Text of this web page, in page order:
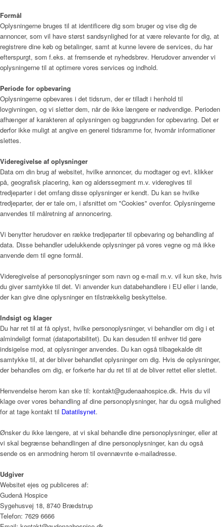
Formål
Oplysningerne bruges til at identificere dig som bruger og vise dig de
annoncer, som vil have størst sandsynlighed for at være relevante for dig, at
registrere dine køb og betalinger, samt at kunne levere de services, du har
efterspurgt, som f.eks. at fremsende et nyhedsbrev. Herudover anvender vi
oplysningerne til at optimere vores services og indhold.
Periode for opbevaring
Oplysningerne opbevares i det tidsrum, der er tilladt i henhold til
lovgivningen, og vi sletter dem, når de ikke længere er nødvendige. Perioden
afhænger af karakteren af oplysningen og baggrunden for opbevaring. Det er
derfor ikke muligt at angive en generel tidsramme for, hvornår informationer
slettes.
Videregivelse af oplysninger
Data om din brug af websitet, hvilke annoncer, du modtager og evt. klikker
på, geografisk placering, køn og alderssegment m.v. videregives til
tredjeparter i det omfang disse oplysninger er kendt. Du kan se hvilke
tredjeparter, der er tale om, i afsnittet om "Cookies" ovenfor. Oplysningerne
anvendes til målretning af annoncering.
Vi benytter herudover en række tredjeparter til opbevaring og behandling af
data. Disse behandler udelukkende oplysninger på vores vegne og må ikke
anvende dem til egne formål.
Videregivelse af personoplysninger som navn og e-mail m.v. vil kun ske, hvis
du giver samtykke til det. Vi anvender kun databehandlere i EU eller i lande,
der kan give dine oplysninger en tilstrækkelig beskyttelse.
Indsigt og klager
Du har ret til at få oplyst, hvilke personoplysninger, vi behandler om dig i et
almindeligt format (dataportabilitet). Du kan desuden til enhver tid gøre
indsigelse mod, at oplysninger anvendes. Du kan også tilbagekalde dit
samtykke til, at der bliver behandlet oplysninger om dig. Hvis de oplysninger,
der behandles om dig, er forkerte har du ret til at de bliver rettet eller slettet.
Henvendelse herom kan ske til: kontakt@gudenaahospice.dk. Hvis du vil
klage over vores behandling af dine personoplysninger, har du også mulighed
for at tage kontakt til Datatilsynet.
Ønsker du ikke længere, at vi skal behandle dine personoplysninger, eller at
vi skal begrænse behandlingen af dine personoplysninger, kan du også
sende os en anmodning herom til ovennævnte e-mailadresse.
Udgiver
Websitet ejes og publiceres af:
Gudenå Hospice
Sygehusvej 18, 8740 Brædstrup
Telefon: 7629 6666